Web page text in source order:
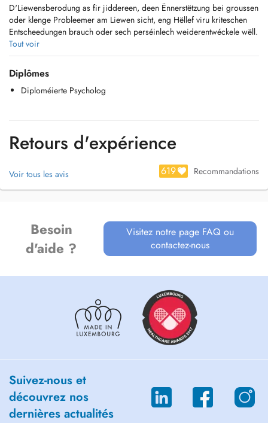
D'Liewensberodung as fir jiddereen, deen Ënnerstëtzung bei groussen
oder klenge Probleemer am Liewen sicht, eng Hëllef viru kriteschen
Entscheedungen brauch oder sech perséinlech weiderentwéckele wëll.
- Identitéitsprobleemer: Seng Perséinlechkeetsstruktur erkennen a
verstoen
- Emotional Kompetenzen: Seng Emotiounen definéieren a reguléieren
- Problemer an der Famill/Koppel: Systemesch Analyse
- Entspanungstechniken / Mindfulness: Seng Mëtt an ënnerlech Rou
fannen
- Héichbegabung an Héichsensibilitéit: De richtegen Ëmgang mat
sengem Ëmfeld a Gefillsliewe fannen
- IQ Tester fir Kanner an Erwuessener
Tout voir
Diplômes
Diploméierte Psycholog
Retours d'expérience
Voir tous les avis 619 Recommandations
Besoin
d'aide ?
Visitez notre page FAQ ou
contactez-nous
Suivez-nous et
découvrez nos
dernières actualités